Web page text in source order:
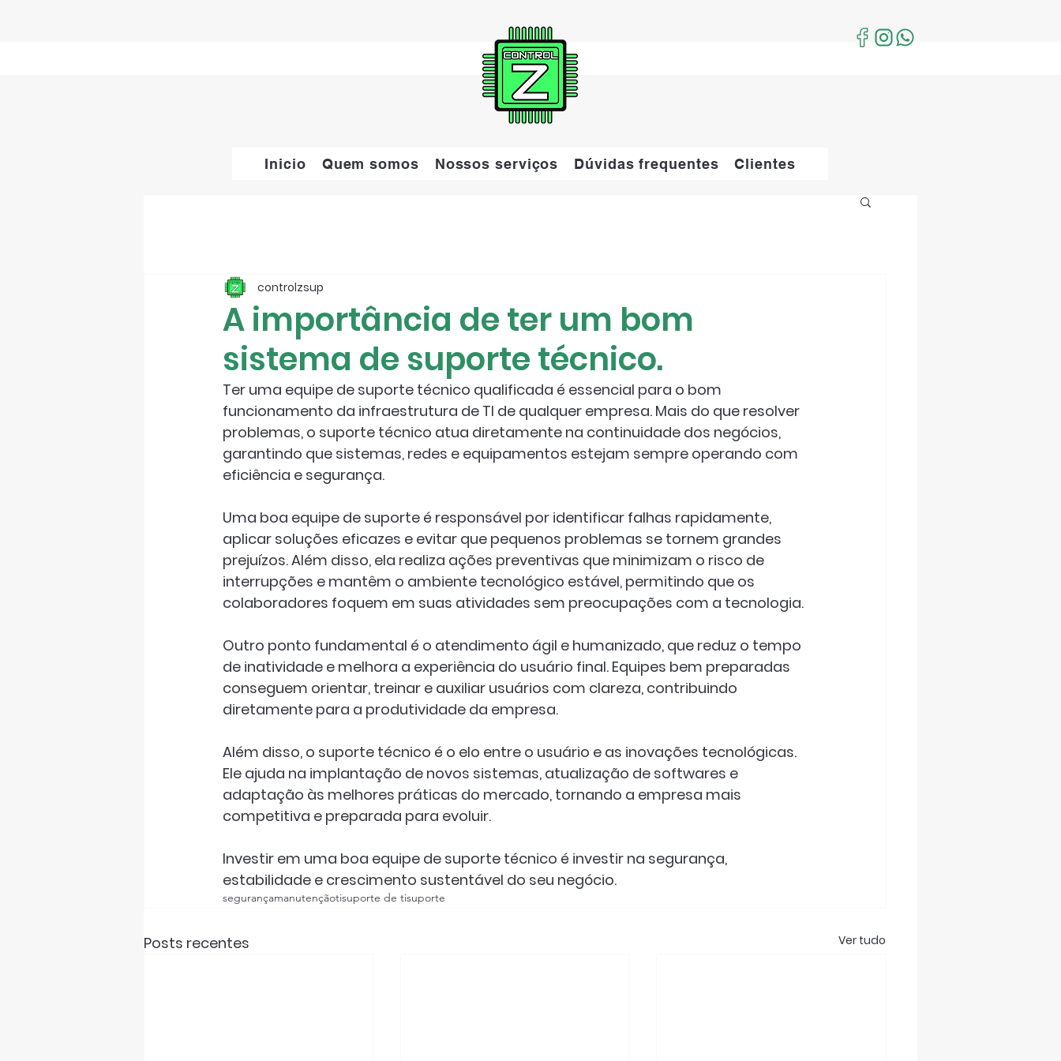
Inicio Quem somos Nossos serviços Dúvidas frequentes Clientes
A importância de ter um bom
sistema de suporte técnico.
controlzsup
Ter uma equipe de suporte técnico qualificada é essencial para o bom
funcionamento da infraestrutura de TI de qualquer empresa. Mais do que resolver
problemas, o suporte técnico atua diretamente na continuidade dos negócios,
garantindo que sistemas, redes e equipamentos estejam sempre operando com
eficiência e segurança.
Uma boa equipe de suporte é responsável por identificar falhas rapidamente,
aplicar soluções eficazes e evitar que pequenos problemas se tornem grandes
prejuízos. Além disso, ela realiza ações preventivas que minimizam o risco de
interrupções e mantêm o ambiente tecnológico estável, permitindo que os
colaboradores foquem em suas atividades sem preocupações com a tecnologia.
Outro ponto fundamental é o atendimento ágil e humanizado, que reduz o tempo
de inatividade e melhora a experiência do usuário final. Equipes bem preparadas
conseguem orientar, treinar e auxiliar usuários com clareza, contribuindo
diretamente para a produtividade da empresa.
Além disso, o suporte técnico é o elo entre o usuário e as inovações tecnológicas.
Ele ajuda na implantação de novos sistemas, atualização de softwares e
adaptação às melhores práticas do mercado, tornando a empresa mais
competitiva e preparada para evoluir.
Investir em uma boa equipe de suporte técnico é investir na segurança,
estabilidade e crescimento sustentável do seu negócio.
segurançamanutençãotisuporte de tisuporte
Posts recentes Ver tudo